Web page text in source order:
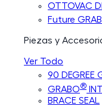
OTTOVAC
Future
Piezas y
Ver Todo
90 DEGREE
GRABO®
BRACE SEAL